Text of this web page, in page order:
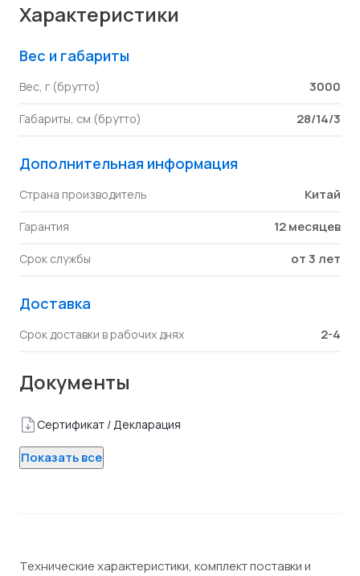
Характеристики
Вес и габариты
Вес, г (брутто) 3000
Габариты, см (брутто) 28/14/3
Дополнительная информация
Страна производитель Китай
Гарантия 12 месяцев
Срок службы от 3 лет
Доставка
Срок доставки в рабочих днях 2-4
Документы
Сертификат / Декларация
Показать все
Технические характеристики, комплект поставки и